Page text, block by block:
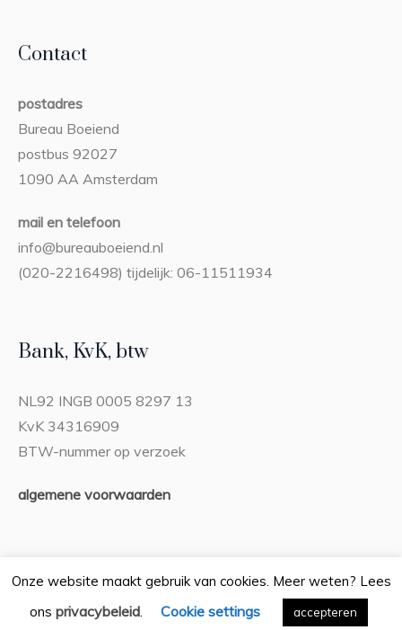
Contact
postadres
Bureau Boeiend
postbus 92027
1090 AA Amsterdam
mail en telefoon
info@bureauboeiend.nl
(020-2216498) tijdelijk: 06-11511934
Bank, KvK, btw
NL92 INGB 0005 8297 13
KvK 34316909
BTW-nummer op verzoek
algemene voorwaarden
Privacybeleid/ Bureau Boeiend © 2026 / Alle rechten
Onze website maakt gebruik van cookies. Meer weten? Lees
ons privacybeleid. Cookie settings accepteren